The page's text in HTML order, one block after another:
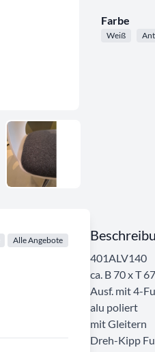
Farbe
Weiß
Alle Angebote
401ALV140
ca. B 70 x T
Ausf. mit 4-
alu poliert
mit Gleitern
Dreh-Kipp